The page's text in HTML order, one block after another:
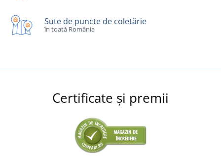
Sute de puncte de coletărie
în toată România
Certificate și premii